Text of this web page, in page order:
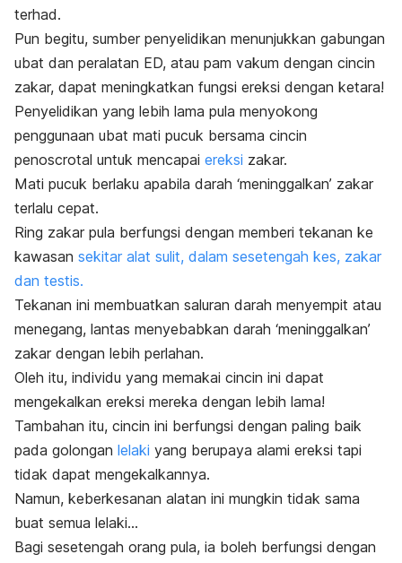
terhad.
Pun begitu, sumber penyelidikan menunjukkan gabungan
ubat dan peralatan ED, atau pam vakum dengan cincin
zakar, dapat meningkatkan fungsi ereksi dengan ketara!
Penyelidikan yang lebih lama pula menyokong
penggunaan ubat mati pucuk bersama cincin
penoscrotal untuk mencapai ereksi zakar.
Mati pucuk berlaku apabila darah ‘meninggalkan’ zakar
terlalu cepat.
Ring zakar pula berfungsi dengan memberi tekanan ke
kawasan sekitar alat sulit, dalam sesetengah kes, zakar
dan testis.
Tekanan ini membuatkan saluran darah menyempit atau
menegang, lantas menyebabkan darah ‘meninggalkan’
zakar dengan lebih perlahan.
Oleh itu, individu yang memakai cincin ini dapat
mengekalkan ereksi mereka dengan lebih lama!
Tambahan itu, cincin ini berfungsi dengan paling baik
pada golongan lelaki yang berupaya alami ereksi tapi
tidak dapat mengekalkannya.
Namun, keberkesanan alatan ini mungkin tidak sama
buat semua lelaki…
Bagi sesetengah orang pula, ia boleh berfungsi dengan